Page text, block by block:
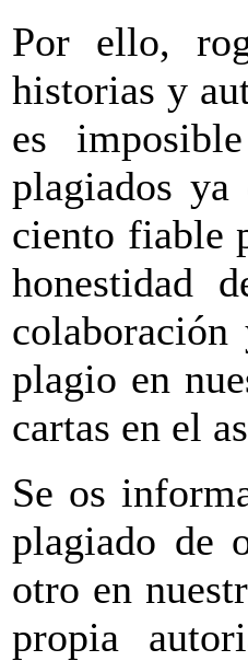
Por ello,
historias y
es
plagiados
ciento fiable
honestidad
plagio en
cartas en el
Se os
plagiado de
otro en
propia